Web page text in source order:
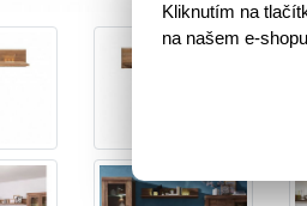
Kliknutím na
na našem e-